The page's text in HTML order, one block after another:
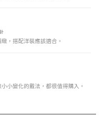
，搭配洋裝應該適合。
小變化的戴法，都很值得購入。